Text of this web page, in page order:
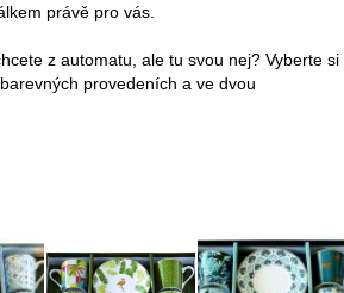
právě pro vás.
z automatu, ale tu svou nej? Vyberte si
provedeních a ve dvou